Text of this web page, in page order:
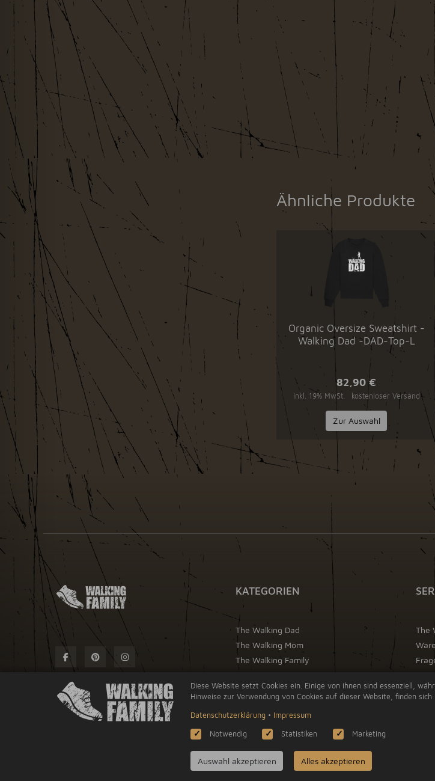
Ähnliche Produkte
Organic Oversize Sweatshirt -
Walking Dad -DAD-Top-L
82,90 €
inkl. 19% MwSt. kostenloser Versand
Zur Auswahl
KATEGORIEN
The Walking Dad
The Walking Mom
The Walking Family
The
AGB
Diese Website setzt Cookies ein. Einige von ihnen sind essenziell,
Hinweise zur Verwendung von Cookies auf dieser Website, finden sich
Datenschutzerklärung • Impressum
Notwendig Statistiken Marketing
Auswahl akzeptieren Alles akzeptieren